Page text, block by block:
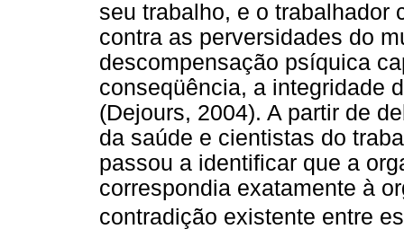
seu trabalho, e o trabalhador
contra as perversidades do
descompensação psíquica
conseqüência, a integridade
(Dejours, 2004). A partir de
da saúde e cientistas do
passou a identificar que a
correspondia exatamente à
contradição existente entre